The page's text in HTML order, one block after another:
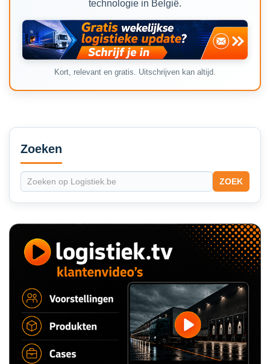
technologie in België.
Kort, relevant en gratis. Uitschrijven kan altijd.
Secondary
Sidebar
Zoeken
ZOEK